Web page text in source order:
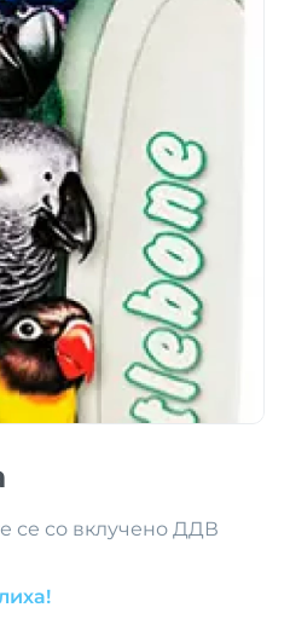
се со вклучено ДДВ